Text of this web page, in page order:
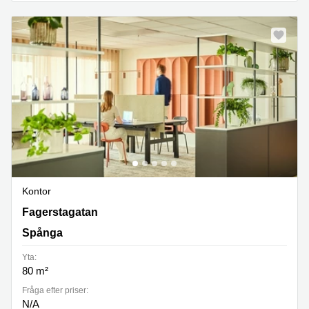
Kontor
Fagerstagatan 18 B, Spånga
Fagerstagatan
Spånga
Yta:
80 m²
Fråga efter priser:
N/A